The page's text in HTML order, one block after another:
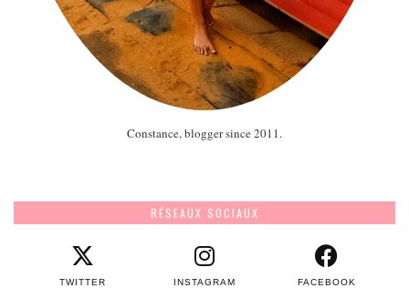
Constance, blogger since 2011.
RÉSEAUX SOCIAUX
TWITTER INSTAGRAM FACEBOOK